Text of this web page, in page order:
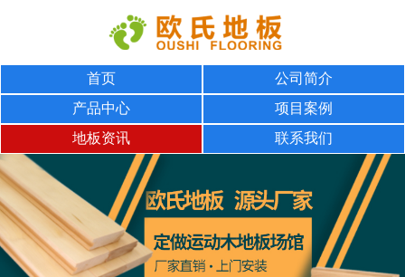
首页
公司简介
产品中心
项目案例
地板资讯
联系我们